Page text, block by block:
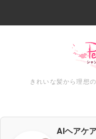
きれいな髪から理想
AIヘアケ